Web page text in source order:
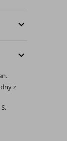
keyboard_arrow_down
keyboard_arrow_down
z